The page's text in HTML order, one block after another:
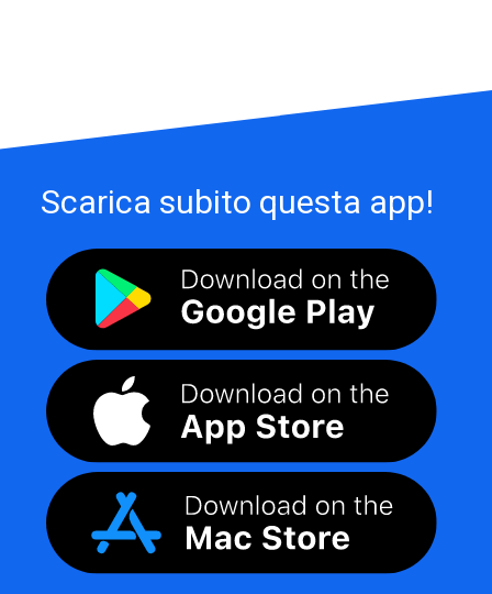
Scarica subito questa app!